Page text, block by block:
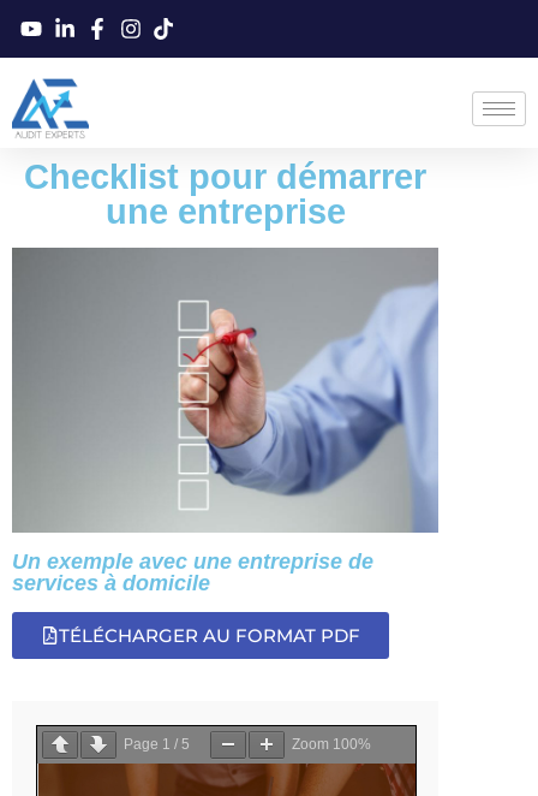
Checklist pour démarrer
une entreprise
Un exemple avec une entreprise de
services à domicile
TÉLÉCHARGER AU FORMAT PDF
Page 1 / 5 Zoom 100%